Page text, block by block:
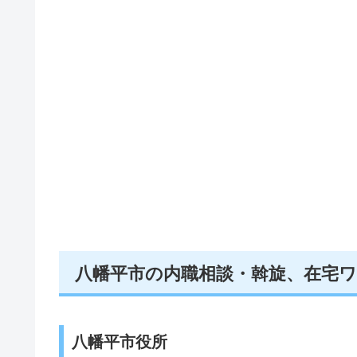
八幡平市の内職相談・斡旋、在宅
八幡平市役所